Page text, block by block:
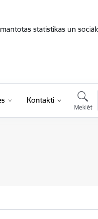
statistikas un
Kontakti
Meklēt